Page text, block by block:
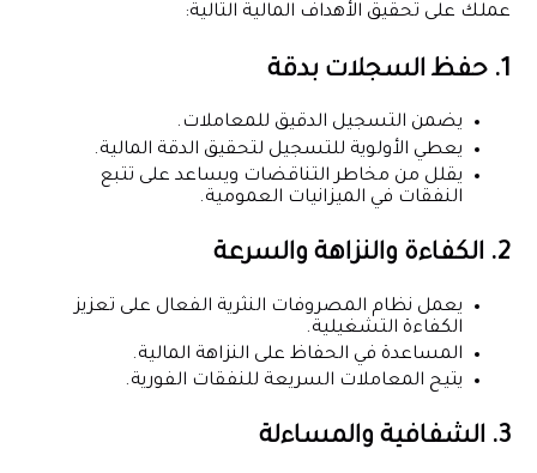
عملك على تحقيق الأهداف المالية التالية:
1. حفظ السجلات بدقة
يضمن التسجيل الدقيق للمعاملات.
يعطي الأولوية للتسجيل لتحقيق الدقة المالية.
يقلل من مخاطر التناقضات ويساعد على تتبع
النفقات في الميزانيات العمومية.
2. الكفاءة والنزاهة والسرعة
يعمل نظام المصروفات النثرية الفعال على تعزيز
الكفاءة التشغيلية.
المساعدة في الحفاظ على النزاهة المالية.
يتيح المعاملات السريعة للنفقات الفورية.
3. الشفافية والمساءلة